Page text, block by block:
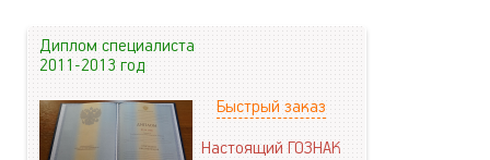
Диплом специалиста
2011-2013 год
Быстрый заказ
Настоящий ГОЗНАК